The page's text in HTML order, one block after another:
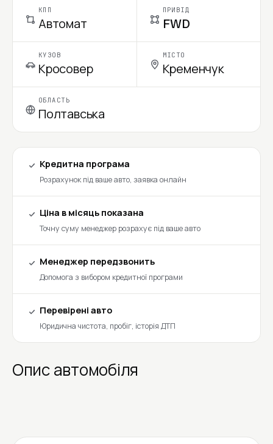
КПП
Автомат
ПРИВІД
FWD
КУЗОВ
Кросовер
МІСТО
Кременчук
ОБЛАСТЬ
Полтавська
Кредитна програма
Розрахунок під ваше авто, заявка онлайн
Ціна в місяць показана
Точну суму менеджер розрахує під ваше авто
Менеджер передзвонить
Допомога з вибором кредитної програми
Перевірені авто
Юридична чистота, пробіг, історія ДТП
Опис автомобіля